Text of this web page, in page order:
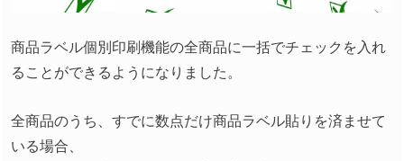
商品ラベル個別印刷機能の全商品に一括でチェックを入れ
ることができるようになりました。
全商品のうち、すでに数点だけ商品ラベル貼りを済ませて
いる場合、